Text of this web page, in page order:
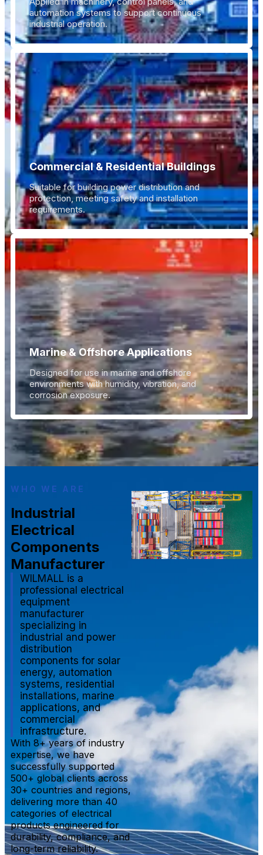
automation systems to support continuous
industrial operation.
Commercial & Residential Buildings
Suitable for building power distribution and
protection, meeting safety and installation
requirements.
Marine & Offshore Applications
Designed for use in marine and offshore
environments with humidity, vibration, and
corrosion exposure.
WHO WE ARE
Industrial
Electrical
Components
Manufacturer
WILMALL is a
professional electrical
equipment
manufacturer
specializing in
industrial and power
distribution
components for solar
energy, automation
systems, residential
installations, marine
applications, and
commercial
infrastructure.
With 8+ years of industry
expertise, we have
successfully supported
500+ global clients across
30+ countries and regions,
delivering more than 40
categories of electrical
products engineered for
durability, compliance, and
long-term reliability.